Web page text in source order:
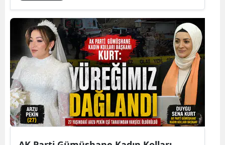
Yalova
Karabük
Kilis
Osmaniye
Düzce